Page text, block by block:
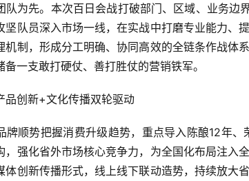
队为先。本次百日会战打破部门、区域、业务边
坚队员深入市场一线，在实战中打磨专业能力、
机制，形成分工明确、协同高效的全链条作战体
备一支敢打硬仗、善打胜仗的营销铁军。
品创新+文化传播双轮驱动
牌顺势把握消费升级趋势，重点导入陈酿12年
，强化省外市场核心竞争力，为全国化布局注入
体创新传播形式，线上线下联动造势，持续放大